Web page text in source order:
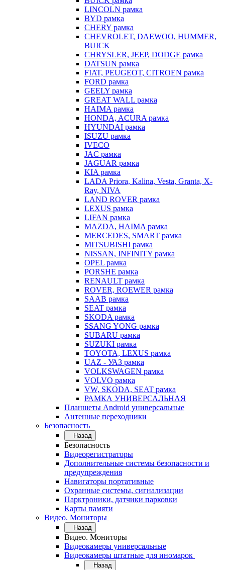
LINCOLN рамка
BYD рамка
CHERY рамка
CHEVROLET, DAEWOO, HUMMER,
BUICK
CHRYSLER, JEEP, DODGE рамка
DATSUN рамка
FIAT, PEUGEOT, CITROEN рамка
FORD рамка
GEELY рамка
GREAT WALL рамка
HAIMA рамка
HONDA, ACURA рамка
HYUNDAI рамка
ISUZU рамка
IVECO
JAC рамка
JAGUAR рамка
KIA рамка
LADA Priora, Kalina, Vesta, Granta, X-
Ray, NIVA
LAND ROVER рамка
LEXUS рамка
LIFAN рамка
MAZDA, HAIMA рамка
MERCEDES, SMART рамка
MITSUBISHI рамка
NISSAN, INFINITY рамка
OPEL рамка
PORSHE рамка
RENAULT рамка
ROVER, ROEWER рамка
SAAB рамка
SEAT рамка
SKODA рамка
SSANG YONG рамка
SUBARU рамка
SUZUKI рамка
TOYOTA, LEXUS рамка
UAZ - УАЗ рамка
VOLKSWAGEN рамка
VOLVO рамка
VW, SKODA, SEAT рамка
РАМКА УНИВЕРСАЛЬНАЯ
Планшеты Android универсальные
Антенные переходники
Безопасность
Назад
Безопасность
Видеорегистраторы
Дополнительные системы безопасности и
предупреждения
Навигаторы портативные
Охранные системы, сигнализации
Парктроники, датчики парковки
Карты памяти
Видео. Мониторы
Назад
Видео. Мониторы
Видеокамеры универсальные
Видеокамеры штатные для иномарок
Назад